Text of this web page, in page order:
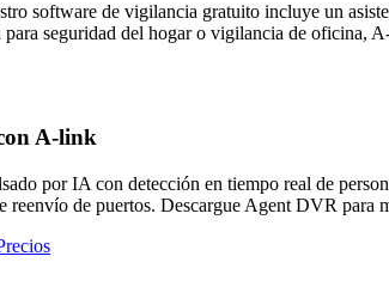
software de vigilancia gratuito incluye un
seguridad del hogar o vigilancia de
A-link
por IA con detección en tiempo real de
de puertos. Descargue Agent DVR para